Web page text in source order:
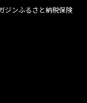
ジンふるさと納税保険